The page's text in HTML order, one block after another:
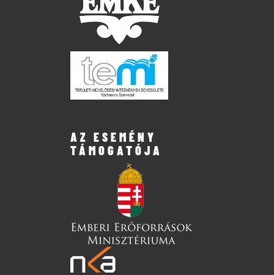
AZ ESEMÉNY
TÁMOGATÓJA